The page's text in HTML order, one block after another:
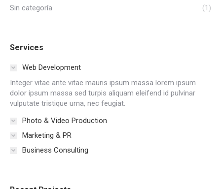
Sin categoría
(1)
Services
Web Development
Integer vitae ante vitae mauris ipsum massa lorem ipsum
dolor ipsum massa sed turpis aliquam eleifend id pulvinar
vulputate tristique urna, nec feugiat.
Photo & Video Production
Marketing & PR
Business Consulting